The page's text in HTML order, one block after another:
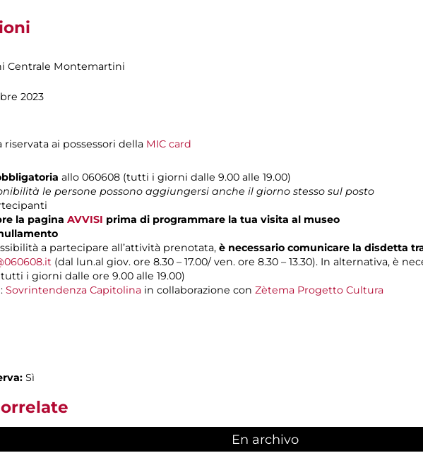
Centrale Montemartini
2023
ai possessori della MIC card
allo 060608 (tutti i giorni dalle 9.00 alle 19.00)
le persone possono aggiungersi anche il giorno stesso sul posto
la pagina AVVISI prima di programmare la tua visita al museo
a partecipare all’attività prenotata, è necessario comunicare la disdetta
(dal lun.al giov. ore 8.30 – 17.00/ ven. ore 8.30 – 13.30). In alternativa, è
i giorni dalle ore 9.00 alle 19.00)
Sovrintendenza Capitolina in collaborazione con Zètema Progetto Cultura
Sì
En archivo